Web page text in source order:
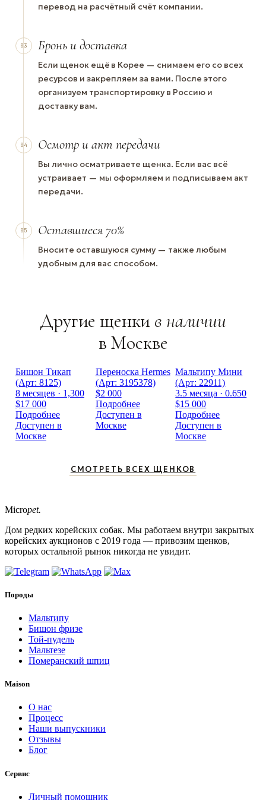
перевод на расчётный счёт компании.
03 Бронь и доставка
Если щенок ещё в Корее — снимаем его со всех
ресурсов и закрепляем за вами. После этого
организуем транспортировку в Россию и
доставку вам.
04 Осмотр и акт передачи
Вы лично осматриваете щенка. Если вас всё
устраивает — мы оформляем и подписываем акт
передачи.
05 Оставшиеся 70%
Вносите оставшуюся сумму — также любым
удобным для вас способом.
Другие щенки в наличии
в Москве
Бишон Тикап
(Арт: 8125)
8 месяцев · 1,300
$17 000
Подробнее
Доступен в
Москве
Переноска Hermes
(Арт: 3195378)
$2 000
Подробнее
Доступен в
Москве
Мальтипу Мини
(Арт: 22911)
3.5 месяца · 0.650
$15 000
Подробнее
Доступен в
Москве
СМОТРЕТЬ ВСЕХ ЩЕНКОВ
Micropet.
Дом редких корейских собак. Мы работаем внутри закрытых
корейских аукционов с 2019 года — привозим щенков,
которых остальной рынок никогда не увидит.
Породы
Мальтипу
Бишон фризе
Той-пудель
Мальтезе
Померанский шпиц
Maison
О нас
Процесс
Наши выпускники
Отзывы
Блог
Сервис
Личный помощник